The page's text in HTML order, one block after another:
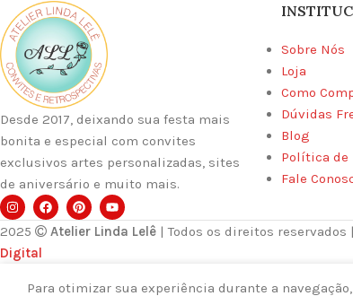
Desde 2017, deixando sua festa mais
bonita e especial com convites
exclusivos artes personalizadas, sites
de aniversário e muito mais.
Sobre Nós
Loja
Como
Dúvidas
Blog
Política de
Fale
2025 Atelier Linda Lelê | Todos os direitos reservados
Digital
Para otimizar sua experiência durante a